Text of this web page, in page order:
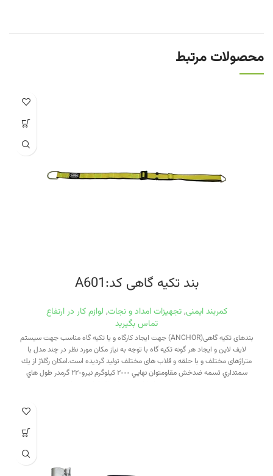
محصولات مرتبط
بند تکیه گاهی کد:A601
کمربند ایمنی, تجهیزات امداد و نجات, لوازم کار در ارتفاع
تماس بگیرید
بندهای تکیه گاهی(ANCHOR) جهت ایجاد کارگاه و یا تکیه گاه مناسب جهت سیستم
لایف لاین و ایجاد هر گونه تکیه گاه با توجه به نیاز مکان مورد نظر در چند مدل با
متراژهای مختلف و با حلقه و قلاب های مختلف تولید گردیده است.امكان رگلاژ از يك
سمتداري تسمه ضدخش مقاومتوان نهايي ٢٠٠٠ كيلوگرم نيرو٢٢٠ گرمدر طول هاي